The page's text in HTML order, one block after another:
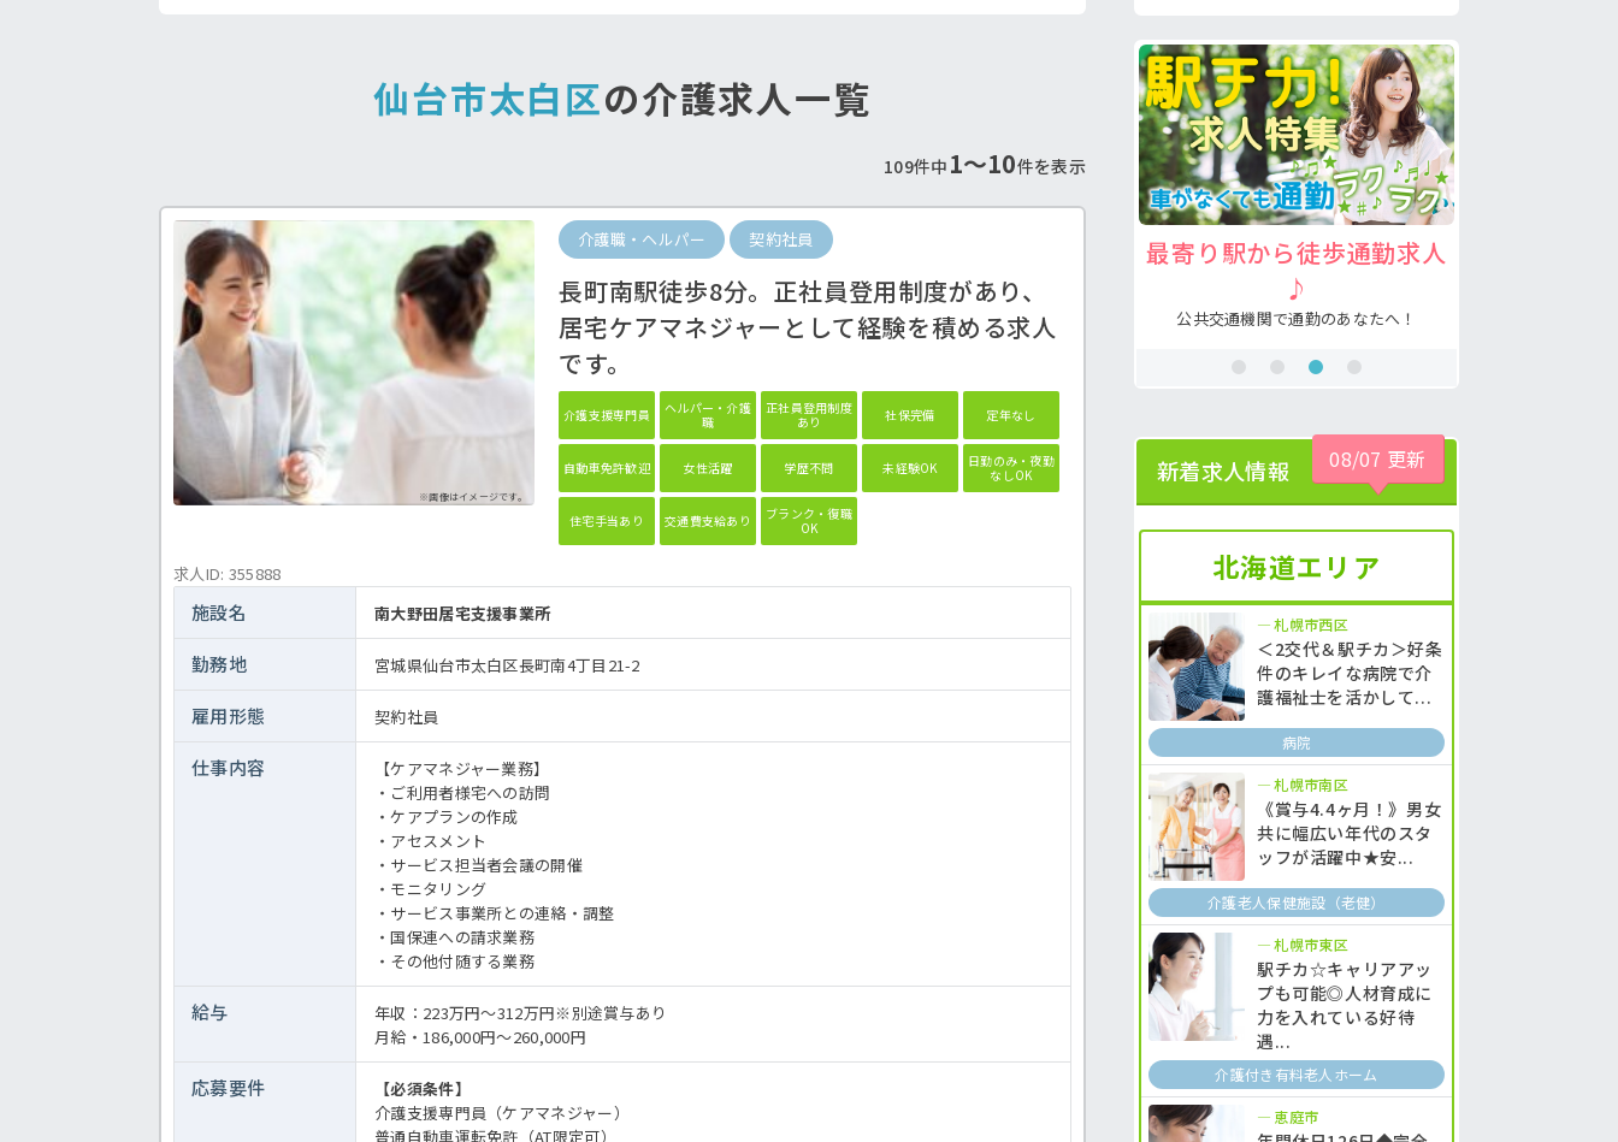
仙台市太白区の介護求人一覧
109件中 1〜10件を表示
※画像はイメージです。
介護職・ヘルパー 契約社員
長町南駅徒歩8分。正社員登用制度があり、
居宅ケアマネジャーとして経験を積める求人
です。
介護支援専門員
ヘルパー・介護
職
正社員登用制度
あり
社保完備 定年なし
自動車免許歓迎 女性活躍 学歴不問 未経験OK
日勤のみ・夜勤
なしOK
住宅手当あり 交通費支給あり
ブランク・復職
OK
求人ID: 355888
施設名 南大野田居宅支援事業所
勤務地 宮城県仙台市太白区長町南4丁目21-2
雇用形態 契約社員
仕事内容
【ケアマネジャー業務】
・ご利用者様宅への訪問
・ケアプランの作成
・アセスメント
・サービス担当者会議の開催
・モニタリング
・サービス事業所との連絡・調整
・国保連への請求業務
・その他付随する業務
給与
年収：223万円～312万円※別途賞与あり
月給・186,000円～260,000円
応募要件
【必須条件】
介護支援専門員（ケアマネジャー）
普通自動車運転免許（AT限定可）
病院の好条件求人！
看護助手の経験を積みたい方も！
処遇改善手当しっかり支
給！
手当も重視したいあなたにオススメ♪
最寄り駅から徒歩通勤求人
♪
公共交通機関で通勤のあなたへ！
注目の介護福祉士求人♪
あなたの希望が叶う求人が見つかる！
新着求人情報 08/07 更新
北海道エリア
札幌市西区
＜2交代＆駅チカ＞好条
件のキレイな病院で介
護福祉士を活かして...
病院
札幌市南区
《賞与4.4ヶ月！》男女
共に幅広い年代のスタ
ッフが活躍中★安...
介護老人保健施設（老健）
札幌市東区
駅チカ☆キャリアアッ
プも可能◎人材育成に
力を入れている好待
遇...
介護付き有料老人ホーム
恵庭市